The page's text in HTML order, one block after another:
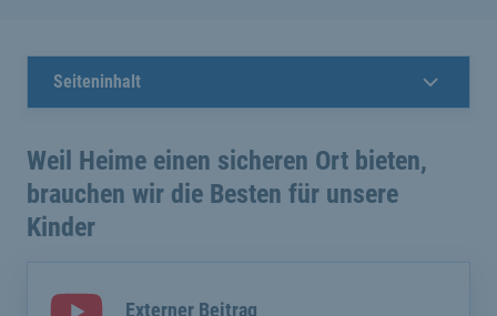
Seiteninhalt
Weil Heime einen sicheren Ort bieten,
brauchen wir die Besten für unsere
Kinder
Externer Beitrag